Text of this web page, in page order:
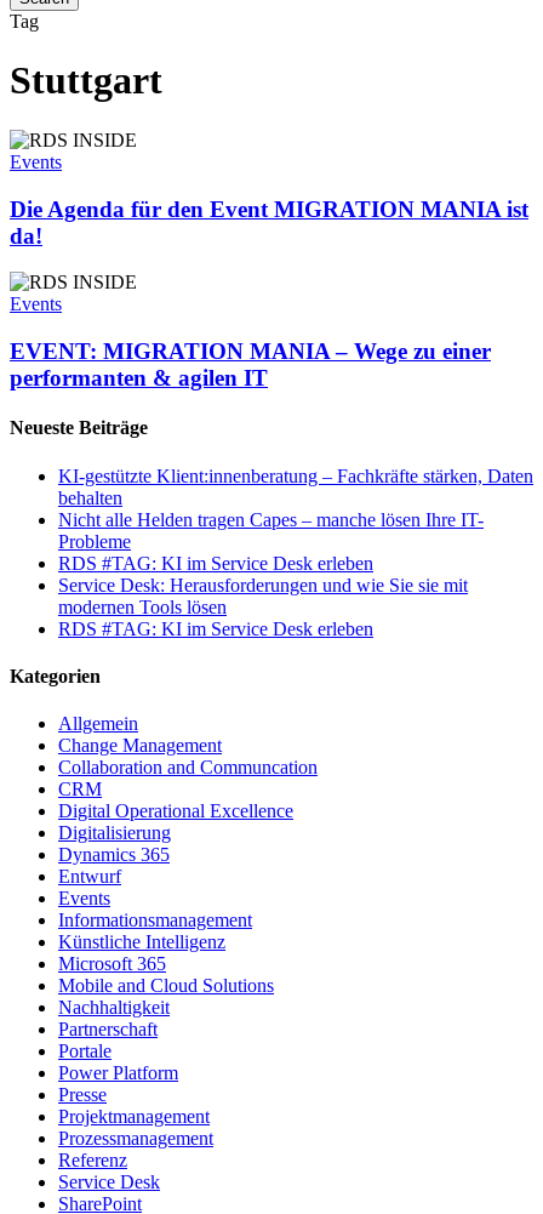
Close
Tag
Stuttgart
Die
Agenda
den
Event
MIGRATION
MANIA
ist
da!
Events
Die Agenda für den Event MIGRATION MANIA ist
da!
EVENT:
MIGRATION
–
Wege
zu
performanten
agilen
Events
EVENT: MIGRATION MANIA – Wege zu einer
performanten & agilen IT
Neueste Beiträge
KI-gestützte Klient:innenberatung – Fachkräfte stärken, Daten
behalten
Nicht alle Helden tragen Capes – manche lösen Ihre IT-
Probleme
RDS #TAG: KI im Service Desk erleben
Service Desk: Herausforderungen und wie Sie sie mit
modernen Tools lösen
RDS #TAG: KI im Service Desk erleben
Kategorien
Allgemein
Change Management
Collaboration and Communcation
CRM
Digital Operational Excellence
Digitalisierung
Dynamics 365
Entwurf
Events
Informationsmanagement
Künstliche Intelligenz
Microsoft 365
Mobile and Cloud Solutions
Nachhaltigkeit
Partnerschaft
Portale
Power Platform
Presse
Projektmanagement
Prozessmanagement
Referenz
Service Desk
SharePoint